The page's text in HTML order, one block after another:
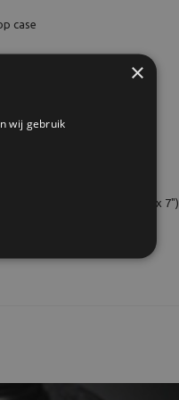
case
34,2 x 17,7 cm (8.5 "x 13.5 "x 7")
×
wij gebruik